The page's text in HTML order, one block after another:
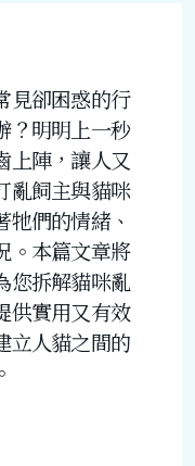
見卻困惑的行
？明明上一秒
上陣，讓人又
亂飼主與貓咪
們的情緒、
。本篇文章將
您拆解貓咪亂
供實用又有效
立人貓之間的